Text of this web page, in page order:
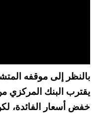
بالنظر إلى موقفه
يقترب البنك المركزي
خفض أسعار الفائدة،